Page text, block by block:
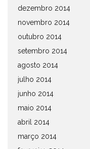
dezembro 2014
novembro 2014
outubro 2014
setembro 2014
agosto 2014
julho 2014
junho 2014
maio 2014
abril 2014
março 2014